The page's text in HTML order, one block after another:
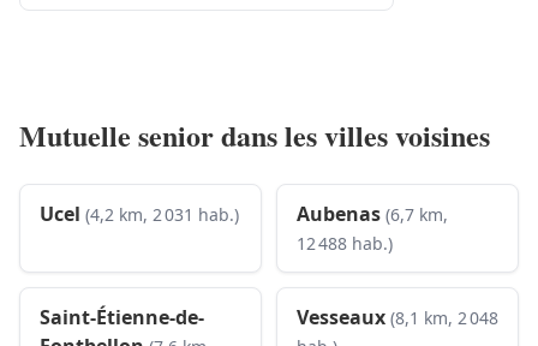
Mutuelle senior dans les villes voisines
Ucel (4,2 km, 2 031 hab.) Aubenas (6,7 km,
12 488 hab.)
Saint-Étienne-de-
Vesseaux (8,1 km, 2 048